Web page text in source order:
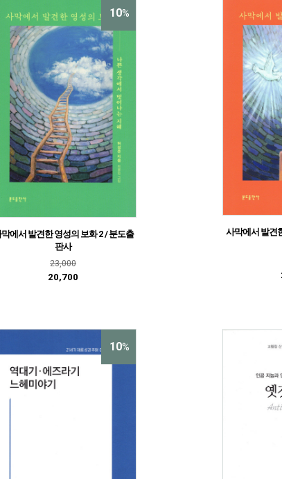
10%
에서 발견한 영성의 보화 2 / 분도출
판사
23,000
20,700
사막에서 발견
10%